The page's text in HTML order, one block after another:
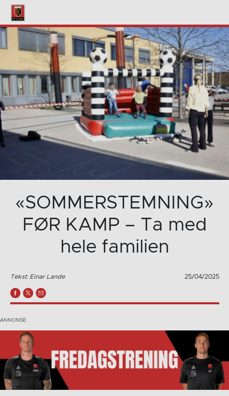
«SOMMERSTEMNING»
FØR KAMP – Ta med
hele familien
Tekst: Einar Lande 25/04/2025